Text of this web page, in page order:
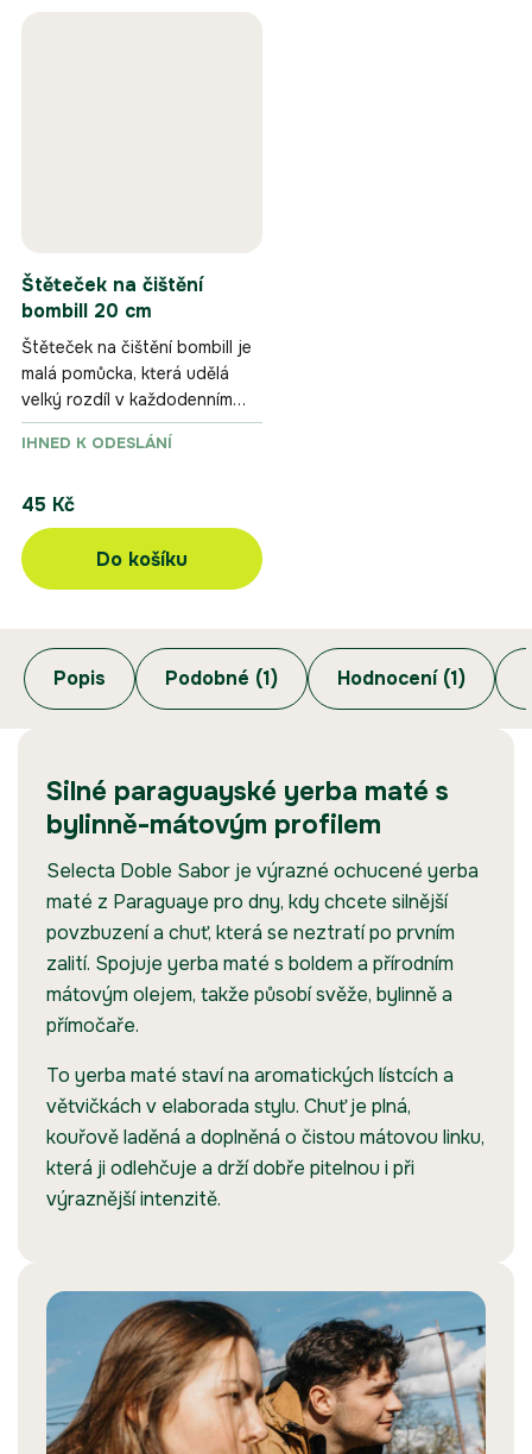
Štěteček na čištění
bombill 20 cm
Štěteček na čištění bombill je
malá pomůcka, která udělá
velký rozdíl v každodenním
používání yerba maté
příslušenství.
IHNED K ODESLÁNÍ
45 Kč
Do košíku
Popis Podobné (1) Hodnocení (1)
Silné paraguayské yerba maté s
bylinně-mátovým profilem
Selecta Doble Sabor je výrazné ochucené yerba
maté z Paraguaye pro dny, kdy chcete silnější
povzbuzení a chuť, která se neztratí po prvním
zalití. Spojuje yerba maté s boldem a přírodním
mátovým olejem, takže působí svěže, bylinně a
přímočaře.
To yerba maté staví na aromatických lístcích a
větvičkách v elaborada stylu. Chuť je plná,
kouřově laděná a doplněná o čistou mátovou linku,
která ji odlehčuje a drží dobře pitelnou i při
výraznější intenzitě.